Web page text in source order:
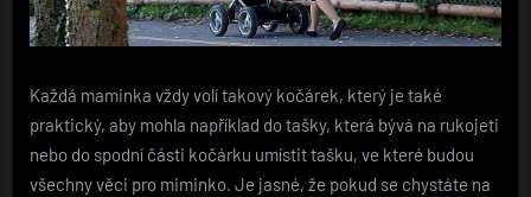
Každá maminka vždy volí takový kočárek, který je také
praktický, aby mohla například do tašky, která bývá na rukojeti
nebo do spodní části kočárku umístit tašku, ve které budou
všechny věci pro miminko. Je jasné, že pokud se chystáte na